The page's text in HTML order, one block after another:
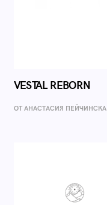
VESTAL REBORN
ОТ AНАСТАСИЯ ПЕЙЧИНСКА